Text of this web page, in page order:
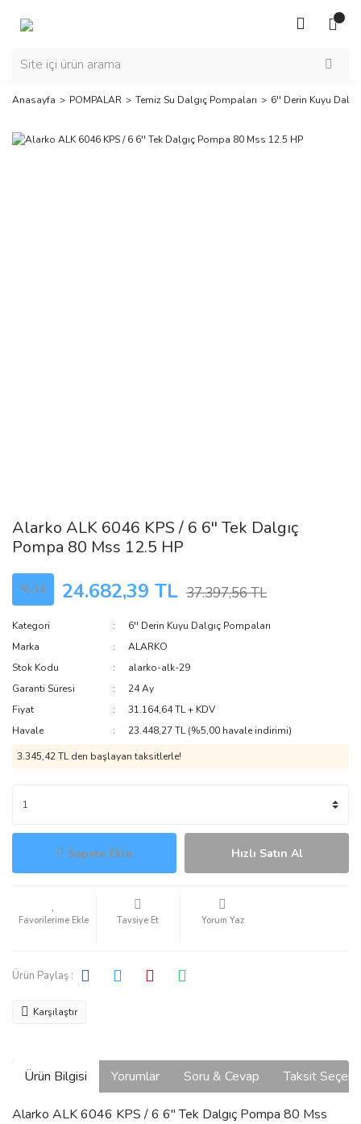
Anasayfa POMPALAR Temiz Su Dalgıç Pompaları 6'' Derin Kuyu
Alarko ALK 6046 KPS / 6 6'' Tek Dalgıç
Pompa 80 Mss 12.5 HP
%34 24.682,39 TL 37.397,56 TL
Kategori
6'' Derin Kuyu Dalgıç Pompaları
Marka
ALARKO
Stok Kodu
alarko-alk-29
Garanti Süresi
24 Ay
Fiyat
31.164,64 TL + KDV
Havale
23.448,27 TL (%5,00 havale indirimi)
3.345,42 TL den başlayan taksitlerle!
Sepete Ekle Hızlı Satın Al
Tavsiye Et Yorum Yaz
Ürün Paylaş :
Karşılaştır
Ürün Bilgisi Yorumlar Soru & Cevap Taksit
Alarko ALK 6046 KPS / 6 6'' Tek Dalgıç Pompa 80 Mss